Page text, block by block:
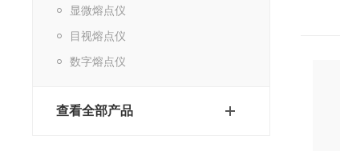
显微熔点仪
目视熔点仪
数字熔点仪
查看全部产品